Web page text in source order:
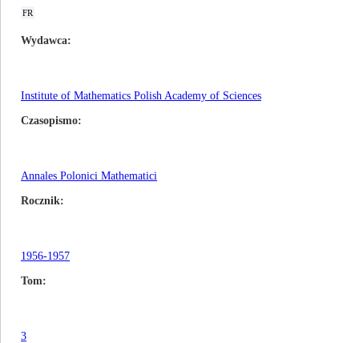
FR
Wydawca
Institute of Mathematics Polish Academy of Sciences
Czasopismo
Annales Polonici Mathematici
Rocznik
1956-1957
Tom
3